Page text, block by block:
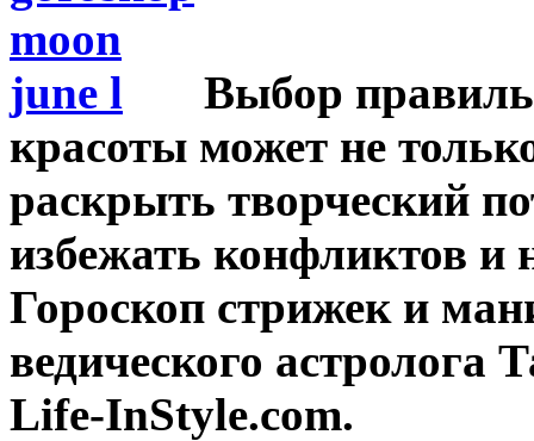
Выбор
красоты может не
раскрыть творческий
избежать конфликтов и
Гороскоп стрижек и
ведического
Life-InStyle.com.